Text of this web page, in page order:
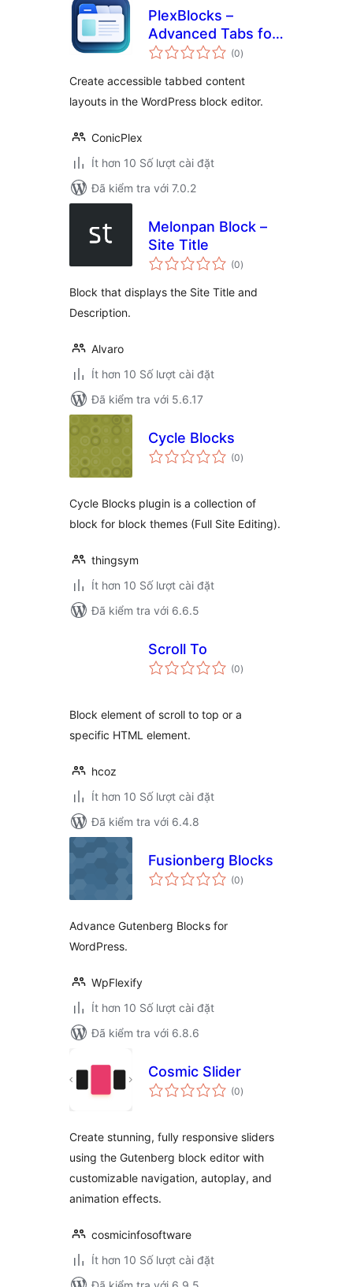
PlexBlocks –
Advanced Tabs for
Block Editor (0tổng
đánh
)
Create accessible tabbed content
layouts in the WordPress block editor.
ConicPlex
Ít hơn 10 Số lượt cài đặt
Đã kiểm tra với 7.0.2
Melonpan Block –
Site Title
(0tổng
đánh
)
Block that displays the Site Title and
Description.
Alvaro
Ít hơn 10 Số lượt cài đặt
Đã kiểm tra với 5.6.17
Cycle Blocks
(0tổng
đánh
)
Cycle Blocks plugin is a collection of
block for block themes (Full Site Editing).
thingsym
Ít hơn 10 Số lượt cài đặt
Đã kiểm tra với 6.6.5
Scroll To
(0tổng
đánh
)
Block element of scroll to top or a
specific HTML element.
hcoz
Ít hơn 10 Số lượt cài đặt
Đã kiểm tra với 6.4.8
Fusionberg Blocks
(0tổng
đánh
)
Advance Gutenberg Blocks for
WordPress.
WpFlexify
Ít hơn 10 Số lượt cài đặt
Đã kiểm tra với 6.8.6
Cosmic Slider
(0tổng
đánh
)
Create stunning, fully responsive sliders
using the Gutenberg block editor with
customizable navigation, autoplay, and
animation effects.
cosmicinfosoftware
Ít hơn 10 Số lượt cài đặt